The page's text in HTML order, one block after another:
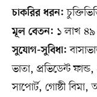
চাকরির ধরন:
মূল বেতন: ১ লাখ ৪৯
সুযোগ-সুবিধা:
ভাতা, প্রভিডেন্ট
সাপোর্ট, গোষ্ঠী বিমা,